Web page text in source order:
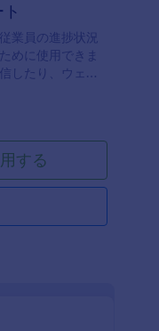
業員の進捗状況
めに使用できま
したり、ウェブ
るようにパスワ
、重要な情報を
Jotformのアカウ
でも簡単にアク
められるレポー
ビルダーを使っ
Slack、
する